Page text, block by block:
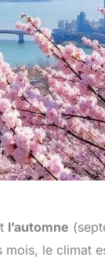
l’automne
le climat